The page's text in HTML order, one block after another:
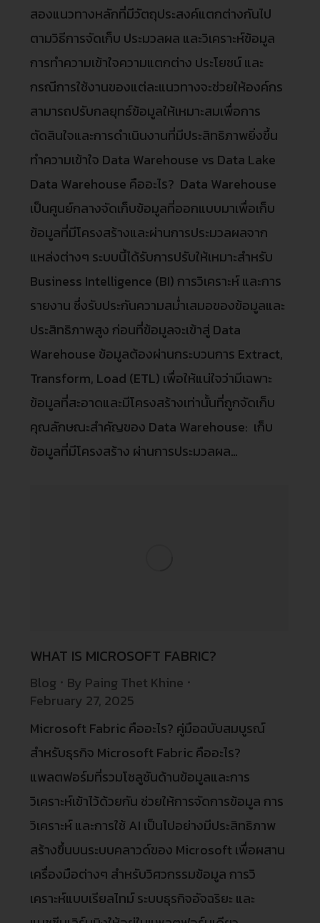
สองแนวทางหลักที่มีวัตถุประสงค์แตกต่างกันไป
ตามวิธีการจัดเก็บ ประมวลผล และวิเคราะห์ข้อมูล
การทำความเข้าใจความแตกต่าง ประโยชน์ และ
กรณีการใช้งานของแต่ละแนวทางจะช่วยให้องค์กร
สามารถปรับกลยุทธ์ข้อมูลให้เหมาะสมเพื่อการ
ตัดสินใจและการดำเนินงานที่มีประสิทธิภาพยิ่งขึ้น
ทำความเข้าใจ Data Warehouse vs Data Lake
Data Warehouse คืออะไร? Data Warehouse
เป็นศูนย์กลางจัดเก็บข้อมูลที่ออกแบบมาเพื่อเก็บ
ข้อมูลที่มีโครงสร้างและผ่านการประมวลผลจาก
แหล่งต่างๆ ระบบนี้ได้รับการปรับให้เหมาะสำหรับ
Business Intelligence (BI) การวิเคราะห์ และการ
รายงาน ซึ่งรับประกันความสม่ำเสมอของข้อมูลและ
ประสิทธิภาพสูง ก่อนที่ข้อมูลจะเข้าสู่ Data
Warehouse ข้อมูลต้องผ่านกระบวนการ Extract,
Transform, Load (ETL) เพื่อให้แน่ใจว่ามีเฉพาะ
ข้อมูลที่สะอาดและมีโครงสร้างเท่านั้นที่ถูกจัดเก็บ
คุณลักษณะสำคัญของ Data Warehouse: เก็บ
ข้อมูลที่มีโครงสร้าง ผ่านการประมวลผล…
WHAT IS MICROSOFT FABRIC?
Blog By Paing Thet Khine
February 27, 2025
Microsoft Fabric คืออะไร? คู่มือฉบับสมบูรณ์
สำหรับธุรกิจ Microsoft Fabric คืออะไร?
แพลตฟอร์มที่รวมโซลูชันด้านข้อมูลและการ
วิเคราะห์เข้าไว้ด้วยกัน ช่วยให้การจัดการข้อมูล การ
วิเคราะห์ และการใช้ AI เป็นไปอย่างมีประสิทธิภาพ
สร้างขึ้นบนระบบคลาวด์ของ Microsoft เพื่อผสาน
เครื่องมือต่างๆ สำหรับวิศวกรรมข้อมูล การวิ
เคราะห์แบบเรียลไทม์ ระบบธุรกิจอัจฉริยะ และ